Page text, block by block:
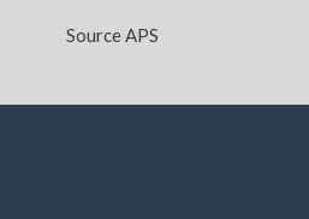
Source APS